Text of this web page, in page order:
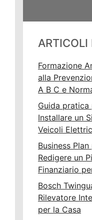
ARTICOLI
Formazione
alla
A B C e
Guida
Installare un
Veicoli
Business
Redigere un
Finanziario
Bosch
Rilevatore
per la Casa